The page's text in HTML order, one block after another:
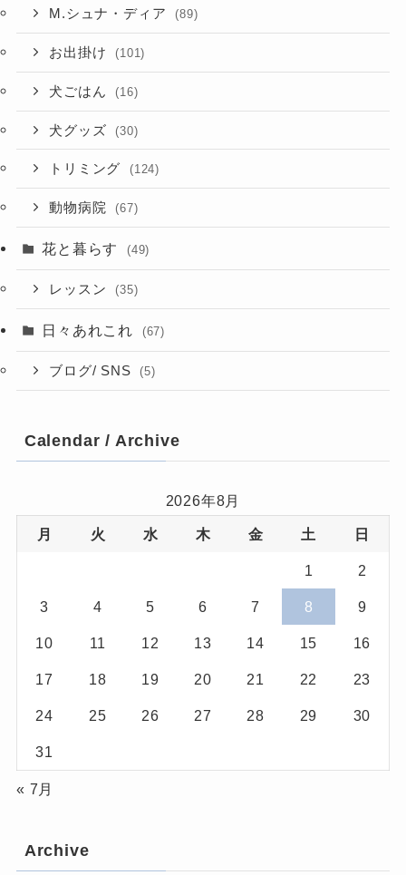
M.シュナ・ディア (89)
お出掛け (101)
犬ごはん (16)
犬グッズ (30)
トリミング (124)
動物病院 (67)
花と暮らす (49)
レッスン (35)
日々あれこれ (67)
ブログ/ SNS (5)
Calendar / Archive
2026年8月
月 火 水 木 金 土 日
1 2
3 4 5 6 7 8 9
10 11 12 13 14 15 16
17 18 19 20 21 22 23
24 25 26 27 28 29 30
31
« 7月
Archive